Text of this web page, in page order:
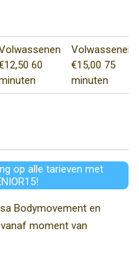
60
Volwassenen
€15,00 75
minuten
op alle tarieven met
Bodymovement en
moment van